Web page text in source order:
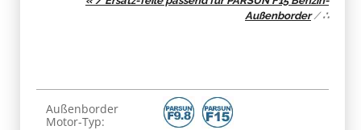
Außenborder/∴
Produkteigenschaft
Wert
Außenborder
Motor-Typ: